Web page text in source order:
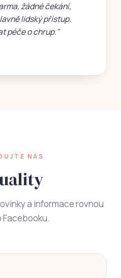
žádné čekání,
lidský přístup.
péče o chrup."
NÁS
a informace rovnou
Facebooku.